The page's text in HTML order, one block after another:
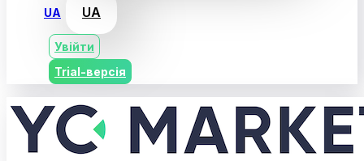
UA UA
Увійти
Trial-версія